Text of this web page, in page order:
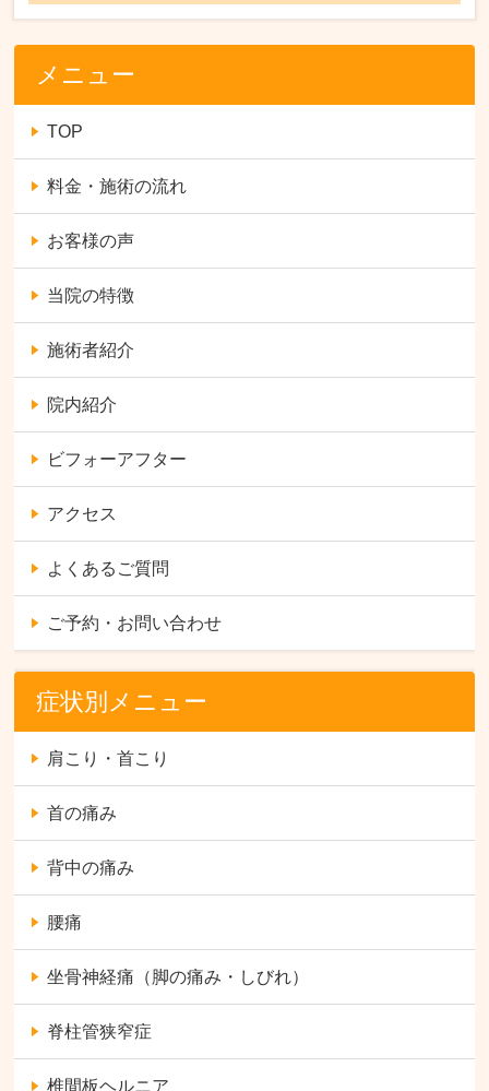
メニュー
TOP
料金・施術の流れ
お客様の声
当院の特徴
施術者紹介
院内紹介
ビフォーアフター
アクセス
よくあるご質問
ご予約・お問い合わせ
症状別メニュー
肩こり・首こり
首の痛み
背中の痛み
腰痛
坐骨神経痛（脚の痛み・しびれ）
脊柱管狭窄症
椎間板ヘルニア